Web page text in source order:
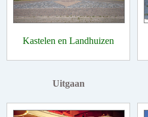
Kastelen en Landhuizen
Uitgaan